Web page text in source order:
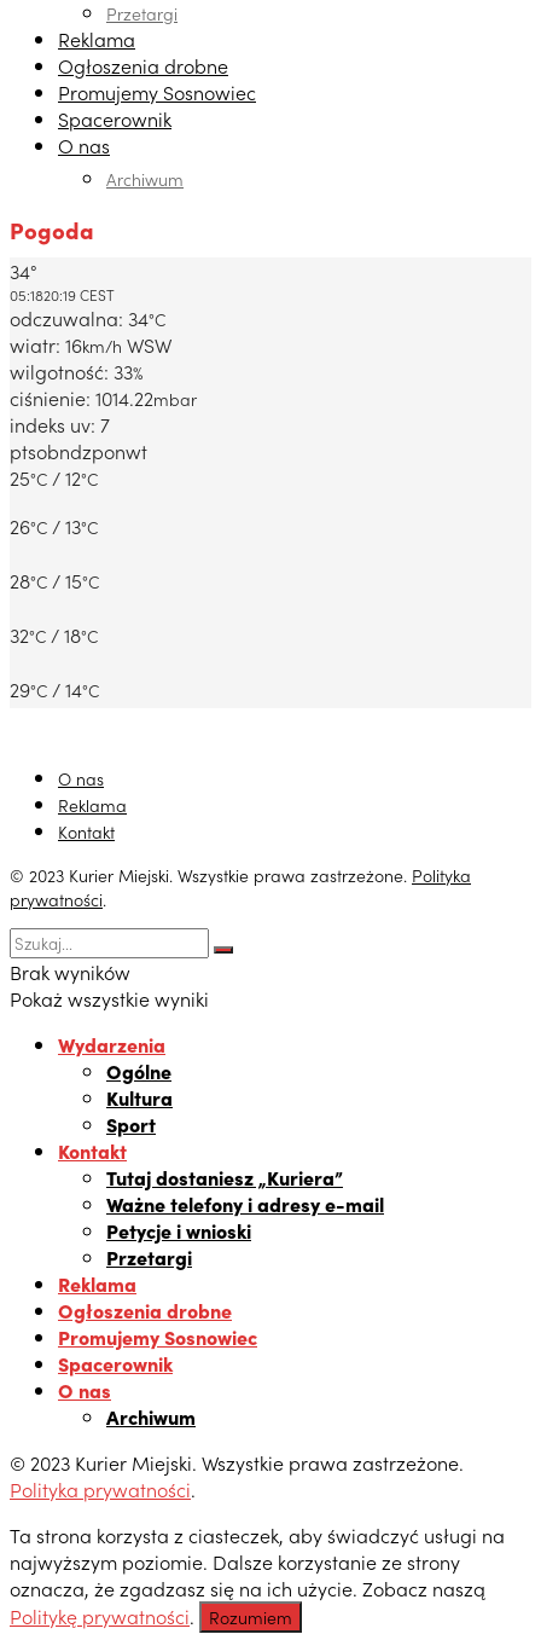
Przetargi
Reklama
Ogłoszenia drobne
Promujemy Sosnowiec
Spacerownik
O nas
Archiwum
Pogoda
Dabrowa Gornicza, PL
34°
05:1820:19 CEST
odczuwalna: 34°C
wiatr: 16km/h WSW
wilgotność: 33%
ciśnienie: 1014.22mbar
indeks uv: 7
ptsobndzponwt
25°C / 12°C
26°C / 13°C
28°C / 15°C
32°C / 18°C
29°C / 14°C
O nas
Reklama
Kontakt
© 2023 Kurier Miejski. Wszystkie prawa zastrzeżone. Polityka
prywatności.
Brak wyników
Pokaż wszystkie wyniki
Wydarzenia
Ogólne
Kultura
Sport
Kontakt
Tutaj dostaniesz „Kuriera”
Ważne telefony i adresy e-mail
Petycje i wnioski
Przetargi
Reklama
Ogłoszenia drobne
Promujemy Sosnowiec
Spacerownik
O nas
Archiwum
© 2023 Kurier Miejski. Wszystkie prawa zastrzeżone.
Polityka prywatności.
Ta strona korzysta z ciasteczek, aby świadczyć usługi na
najwyższym poziomie. Dalsze korzystanie ze strony
oznacza, że zgadzasz się na ich użycie. Zobacz naszą
Politykę prywatności. Rozumiem